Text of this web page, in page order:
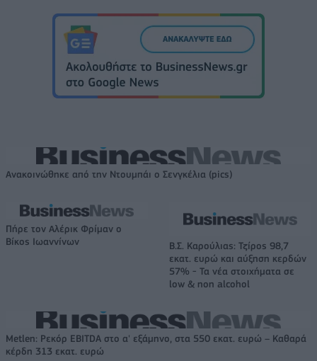
Ανακοινώθηκε από την Ντουμπάι ο Σενγκέλια (pics)
Πήρε τον Αλέρικ Φρίμαν ο
Βίκος Ιωαννίνων
Β.Σ. Καρούλιας: Τζίρος 98,7
εκατ. ευρώ και αύξηση κερδών
57% - Τα νέα στοιχήματα σε
low & non alcohol
Metlen: Ρεκόρ EBITDA στο α' εξάμηνο, στα 550 εκατ. ευρώ – Καθαρά
κέρδη 313 εκατ. ευρώ